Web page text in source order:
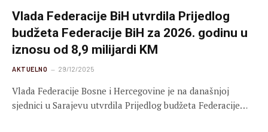
Vlada Federacije BiH utvrdila Prijedlog
budžeta Federacije BiH za 2026. godinu u
iznosu od 8,9 milijardi KM
AKTUELNO 29/12/2025
Vlada Federacije Bosne i Hercegovine je na današnjoj
sjednici u Sarajevu utvrdila Prijedlog budžeta Federacije…